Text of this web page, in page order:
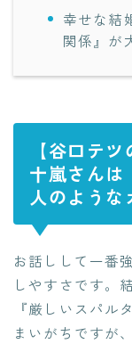
幸せな結
関係』が
【谷口テ
十嵐さんは
人のような
お話しして一番
しやすさです。
『厳しいスパル
まいがちですが